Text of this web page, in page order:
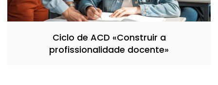
Ciclo de ACD «Construir a
profissionalidade docente»